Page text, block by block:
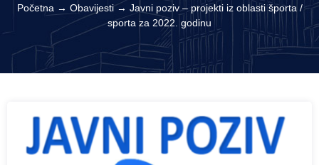
Početna → Obavijesti→ Javni poziv – projekti iz oblasti športa /
sporta za 2022. godinu